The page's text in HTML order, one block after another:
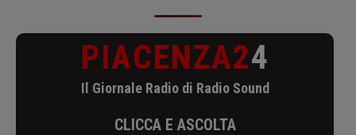
PIACENZA24
Il Giornale Radio di Radio Sound
CLICCA E ASCOLTA